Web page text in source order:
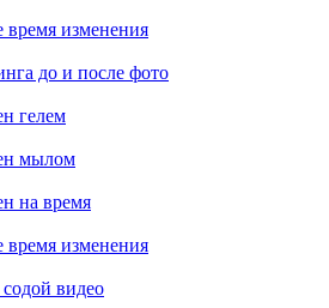
время изменения
до и после фото
гелем
мылом
на время
время изменения
видео